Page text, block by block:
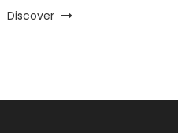
Discover